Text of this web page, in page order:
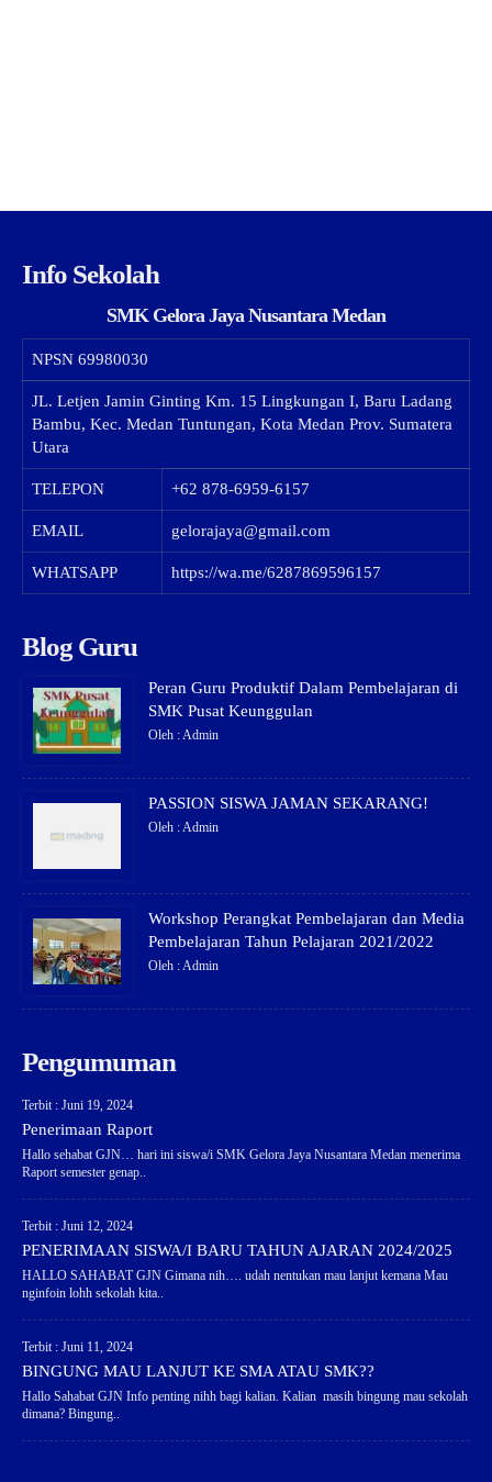
Info Sekolah
SMK Gelora Jaya Nusantara Medan
NPSN 69980030
JL. Letjen Jamin Ginting Km. 15 Lingkungan I, Baru Ladang
Bambu, Kec. Medan Tuntungan, Kota Medan Prov. Sumatera
Utara
TELEPON +62 878-6959-6157
EMAIL gelorajaya@gmail.com
WHATSAPP https://wa.me/6287869596157
Blog Guru
Peran Guru Produktif Dalam Pembelajaran di
SMK Pusat Keunggulan
Oleh : Admin
PASSION SISWA JAMAN SEKARANG!
Oleh : Admin
Workshop Perangkat Pembelajaran dan Media
Pembelajaran Tahun Pelajaran 2021/2022
Oleh : Admin
Pengumuman
Terbit : Juni 19, 2024
Penerimaan Raport
Hallo sehabat GJN… hari ini siswa/i SMK Gelora Jaya Nusantara Medan menerima
Raport semester genap..
Terbit : Juni 12, 2024
PENERIMAAN SISWA/I BARU TAHUN AJARAN 2024/2025
HALLO SAHABAT GJN Gimana nih…. udah nentukan mau lanjut kemana Mau
nginfoin lohh sekolah kita..
Terbit : Juni 11, 2024
BINGUNG MAU LANJUT KE SMA ATAU SMK??
Hallo Sahabat GJN Info penting nihh bagi kalian. Kalian masih bingung mau sekolah
dimana? Bingung..